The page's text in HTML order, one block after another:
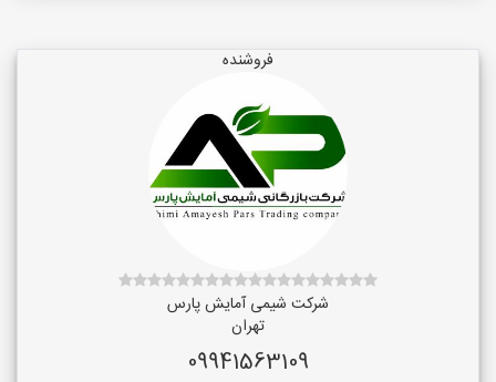
فروشنده
شرکت شیمی آمایش پارس
تهران
09941563109